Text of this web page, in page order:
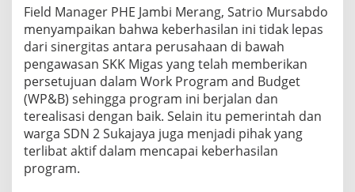
Field Manager PHE Jambi Merang, Satrio Mursabdo
menyampaikan bahwa keberhasilan ini tidak lepas
dari sinergitas antara perusahaan di bawah
pengawasan SKK Migas yang telah memberikan
persetujuan dalam Work Program and Budget
(WP&B) sehingga program ini berjalan dan
terealisasi dengan baik. Selain itu pemerintah dan
warga SDN 2 Sukajaya juga menjadi pihak yang
terlibat aktif dalam mencapai keberhasilan
program.